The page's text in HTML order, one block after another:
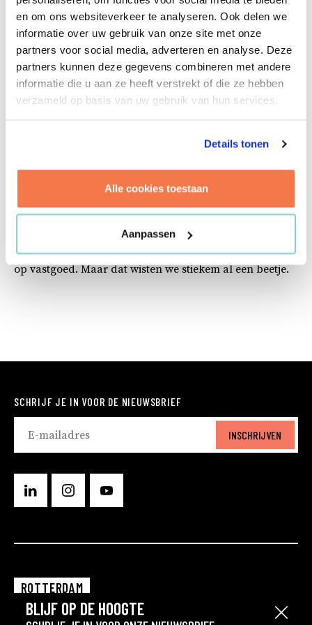
en om ons websiteverkeer te analyseren. Ook delen we
informatie over uw gebruik van onze site met onze
partners voor social media, adverteren en analyse. Deze
partners kunnen deze gegevens combineren met andere
informatie die u aan ze heeft verstrekt of die ze hebben
verzameld op basis van uw gebruik van hun services.
Details tonen
Alle cookies toestaan
Aanpassen
managing partner is Janneke binnen Brink
werkzaam als huisvestingsadviseur.
Kenneth H. Blanchard zei het in 1982 al: ‘None of us is
as smart as all of us’. Teamwork staat voorop bij Brink
en Janneke was heel snel ‘one of us’. Gezond kritisch.
met de diversiteit aan vastgoedbagage. Gaat bij een
opdrachtgever niet over één nacht ijs als het om de
beste vastgoed- of organisatiestrategie gaat. Diep in de
om de gestelde doelstellingen te bereiken. Wat doet een
verandertraject met jouw vastgoedportefeuille? Wat
doet dit met jouw huisvesting? Janneke heeft een oogje
op vastgoed. Maar dat wisten we stiekem al een beetje.
Sluit
BLIJF OP DE HOOGTE
SCHRIJF JE IN VOOR DE NIEUWSBRIEF
INSCHRIJVEN
ROTTERDAM
EINDHOVEN